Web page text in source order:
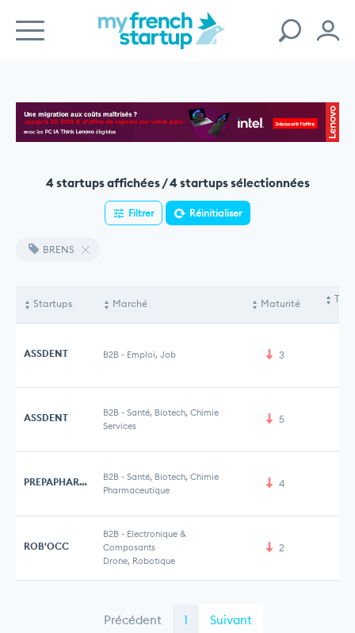
4 startups affichées / 4 startups sélectionnées
Filtrer Réinitialiser
BRENS
Startups Marché Maturité
ASSDENT B2B - Emploi, Job 3
ASSDENT B2B - Santé, Biotech, Chimie
Services
5
PREPAPHARMA B2B - Santé, Biotech, Chimie
Pharmaceutique
4
ROB'OCC
B2B - Electronique &
Composants
Drone, Robotique
2
Précédent 1 Suivant